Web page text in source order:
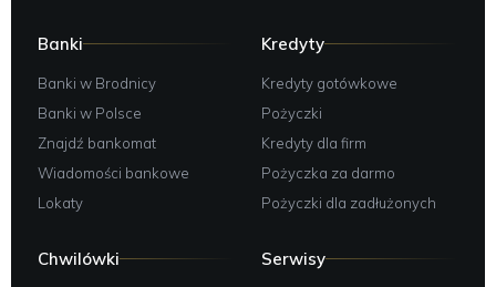
Banki
Banki w Brodnicy
Banki w Polsce
Znajdź bankomat
Wiadomości bankowe
Lokaty
Kredyty
Kredyty gotówkowe
Pożyczki
Kredyty dla firm
Pożyczka za darmo
Pożyczki dla zadłużonych
Chwilówki Serwisy